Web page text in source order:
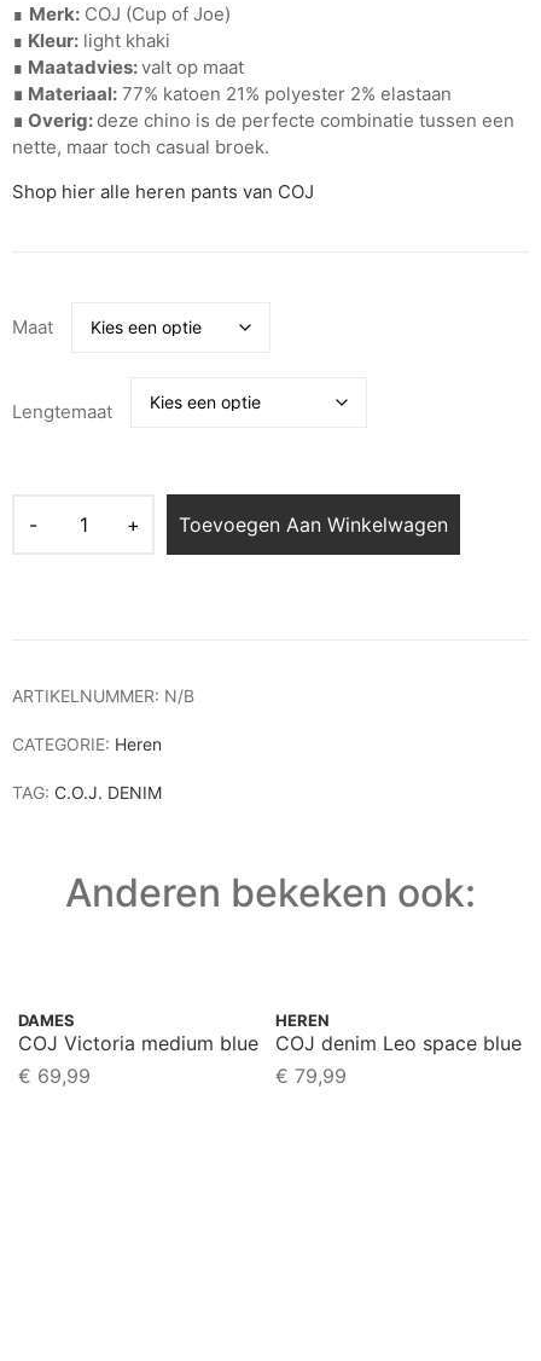
∎ Merk: COJ (Cup of Joe)
∎ Kleur: light khaki
∎ Maatadvies:valt op maat
∎ Materiaal: 77% katoen 21% polyester 2% elastaan
∎ Overig:deze chino is de perfecte combinatie tussen een
nette, maar toch casual broek.
Shop hier alle heren pants van COJ
Maat
Lengtemaat
Toevoegen Aan Winkelwagen
ARTIKELNUMMER: N/B
CATEGORIE: Heren
TAG: C.O.J. DENIM
Anderen bekeken ook:
DAMES
COJ Victoria medium blue
€ 69,99
HEREN
COJ denim Leo space blue
€ 79,99